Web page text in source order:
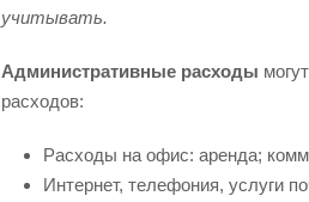
учитывать.
Административные расходы
расходов:
Расходы на офис: аренда;
Интернет, телефония, услуги